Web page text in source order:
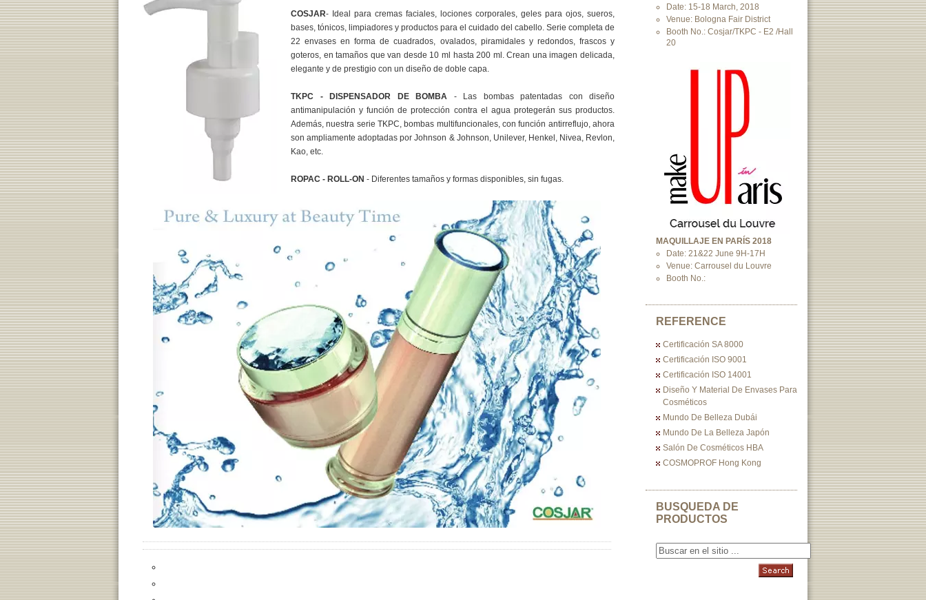
COSJAR- Ideal para cremas faciales, lociones corporales, geles para ojos, sueros,
bases, tónicos, limpiadores y productos para el cuidado del cabello. Serie completa de
22 envases en forma de cuadrados, ovalados, piramidales y redondos, frascos y
goteros, en tamaños que van desde 10 ml hasta 200 ml. Crean una imagen delicada,
elegante y de prestigio con un diseño de doble capa.
TKPC - DISPENSADOR DE BOMBA - Las bombas patentadas con diseño
antimanipulación y función de protección contra el agua protegerán sus productos.
Además, nuestra serie TKPC, bombas multifuncionales, con función antirreflujo, ahora
son ampliamente adoptadas por Johnson & Johnson, Unilever, Henkel, Nivea, Revlon,
Kao, etc.
ROPAC - ROLL-ON - Diferentes tamaños y formas disponibles, sin fugas.
Date: 15-18 March, 2018
Venue: Bologna Fair District
Booth No.: Cosjar/TKPC - E2 /Hall
20
MAQUILLAJE EN PARÍS 2018
Date: 21&22 June 9H-17H
Venue: Carrousel du Louvre
Booth No.:
REFERENCE
Certificación SA 8000
Certificación ISO 9001
Certificación ISO 14001
Diseño Y Material De Envases Para
Cosméticos
Mundo De Belleza Dubái
Mundo De La Belleza Japón
Salón De Cosméticos HBA
COSMOPROF Hong Kong
BUSQUEDA DE
PRODUCTOS